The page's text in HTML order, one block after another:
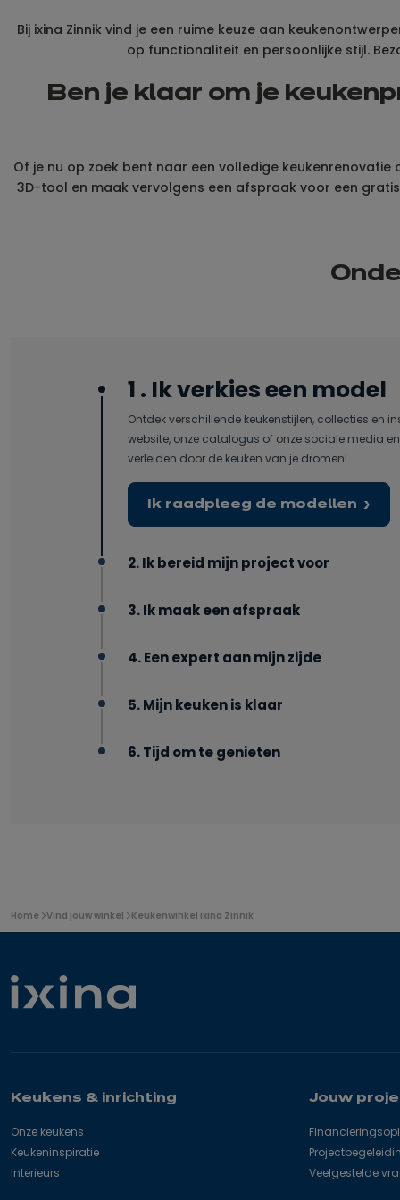
Bij ixina Zinnik vind je een ruime keuze aan
op functionaliteit en persoonlijke stijl.
Ben je klaar om je
Of je nu op zoek bent naar een volledige
3D-tool en maak vervolgens een afspraak voor een
1 . Ik verkies een model
Ontdek verschillende keukenstijlen, collecties en
website, onze catalogus of onze sociale media
verleiden door de keuken van je dromen!
Ik raadpleeg de modellen
2. Ik bereid mijn project voor
3. Ik maak een afspraak
4. Een expert aan mijn zijde
5. Mijn keuken is klaar
6. Tijd om te genieten
U
bevindt
hier:
Home Vind jouw winkel Keukenwinkel ixina Zinnik
Keukens & inrichting
Onze keukens
Keukeninspiratie
Interieurs
Jouw
Veelgestelde